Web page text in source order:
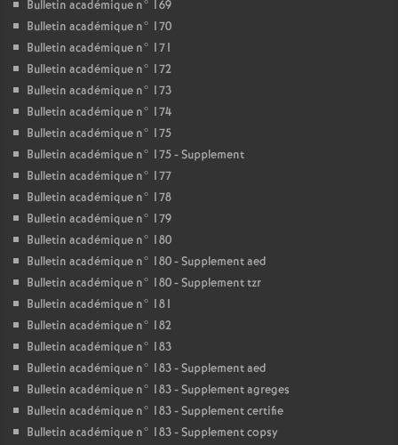
Bulletin académique n° 169
Bulletin académique n° 170
Bulletin académique n° 171
Bulletin académique n° 172
Bulletin académique n° 173
Bulletin académique n° 174
Bulletin académique n° 175
Bulletin académique n° 175 - Supplement
Bulletin académique n° 177
Bulletin académique n° 178
Bulletin académique n° 179
Bulletin académique n° 180
Bulletin académique n° 180 - Supplement aed
Bulletin académique n° 180 - Supplement tzr
Bulletin académique n° 181
Bulletin académique n° 182
Bulletin académique n° 183
Bulletin académique n° 183 - Supplement aed
Bulletin académique n° 183 - Supplement agreges
Bulletin académique n° 183 - Supplement certifie
Bulletin académique n° 183 - Supplement copsy